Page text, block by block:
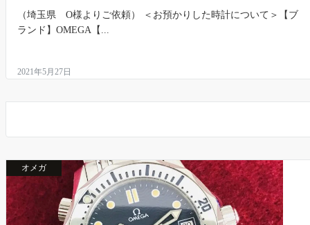
（埼玉県 O様よりご依頼） ＜お預かりした時計について＞【ブ
ランド】OMEGA【...
2021年5月27日
オメガ